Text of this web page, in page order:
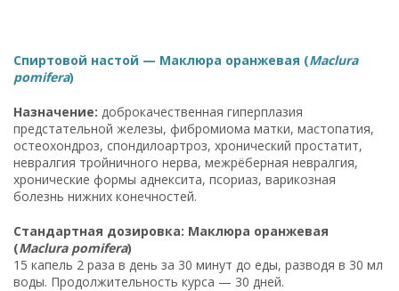
Спиртовой настой — Маклюра оранжевая (Maclura
pomifera)
Назначение: доброкачественная гиперплазия
предстательной железы, фибромиома матки, мастопатия,
остеохондроз, спондилоартроз, хронический простатит,
невралгия тройничного нерва, межрёберная невралгия,
хронические формы аднексита, псориаз, варикозная
болезнь нижних конечностей.
Стандартная дозировка: Маклюра оранжевая
(Maclura pomifera)
15 капель 2 раза в день за 30 минут до еды, разводя в 30 мл
воды. Продолжительность курса — 30 дней.